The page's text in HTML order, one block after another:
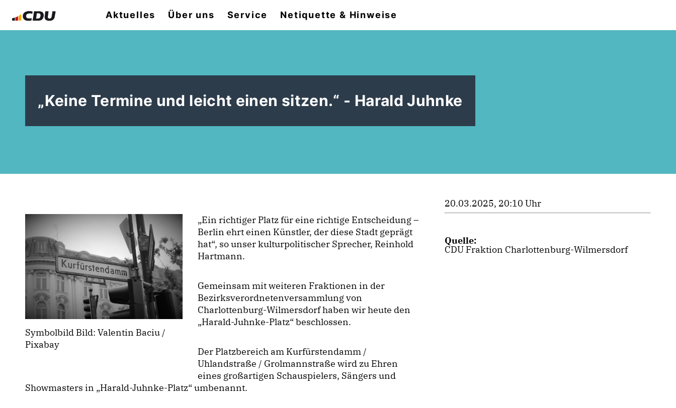
Aktuelles Über uns Service Netiquette & Hinweise
Keine Termine und leicht einen sitzen.“ - Harald Juhnke
Symbolbild Bild: Valentin Baciu /
Pixabay
Ein richtiger Platz für eine richtige Entscheidung –
Berlin ehrt einen Künstler, der diese Stadt geprägt
hat“, so unser kulturpolitischer Sprecher, Reinhold
Hartmann.
Gemeinsam mit weiteren Fraktionen in der
Bezirksverordnetenversammlung von
Charlottenburg-Wilmersdorf haben wir heute den
Harald-Juhnke-Platz“ beschlossen.
Der Platzbereich am Kurfürstendamm /
Uhlandstraße / Grolmannstraße wird zu Ehren
eines großartigen Schauspielers, Sängers und
Showmasters in „Harald-Juhnke-Platz“ umbenannt.
20.03.2025, 20:10 Uhr
Quelle:
CDU Fraktion Charlottenburg-Wilmersdorf